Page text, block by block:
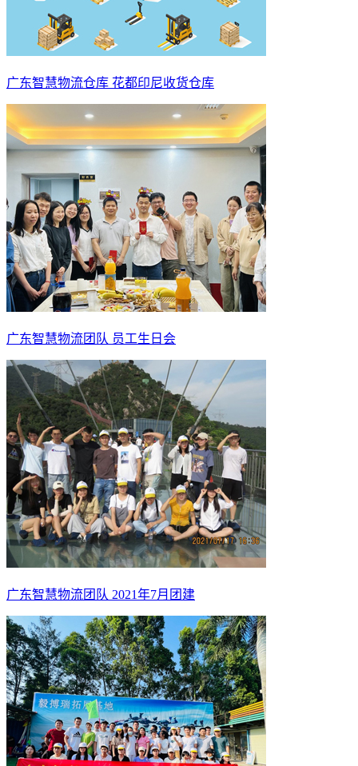
广东智慧物流仓库 花都印尼收货仓库
广东智慧物流团队 员工生日会
广东智慧物流团队 2021年7月团建